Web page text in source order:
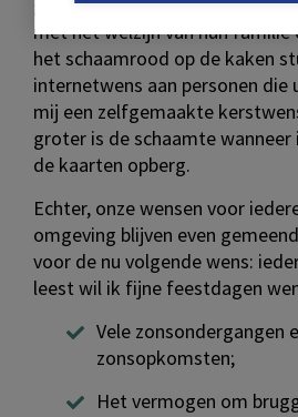
met het welzijn van hun familie
het schaamrood op de kaken
internetwens aan personen die
mij een zelfgemaakte
groter is de schaamte wanneer
de kaarten opberg.
Echter, onze wensen voor
omgeving blijven even
voor de nu volgende wens:
leest wil ik fijne feestdagen
Vele zonsondergangen
zonsopkomsten;
Het vermogen om